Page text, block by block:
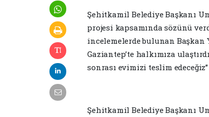
Şehitkamil Belediye Başkanı
projesi kapsamında sözünü
incelemelerde bulunan Başkan
Gaziantep’te halkımıza
sonrası evimizi teslim edeceğiz”
Şehitkamil Belediye Başkanı